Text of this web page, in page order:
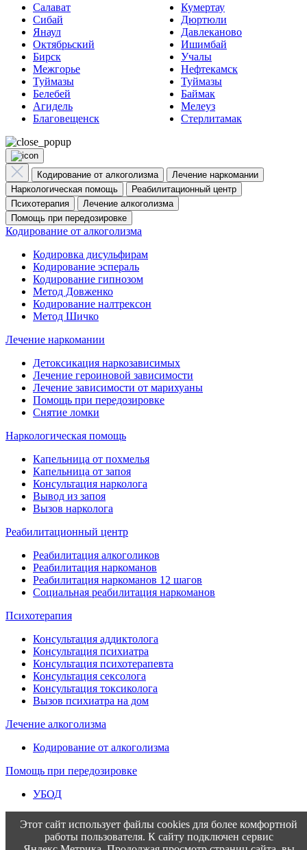
Салават
Кумертау
Сибай
Дюртюли
Янаул
Давлеканово
Октябрьский
Ишимбай
Бирск
Учалы
Межгорье
Нефтекамск
Туймазы
Туймазы
Белебей
Баймак
Агидель
Мелеуз
Благовещенск
Стерлитамак
Кодирование от алкоголизма
Лечение наркомании
Наркологическая помощь
Реабилитационный центр
Психотерапия
Лечение алкоголизма
Помощь при передозировке
Кодирование от алкоголизма
Кодировка дисульфирам
Кодирование эспераль
Кодирование гипнозом
Метод Довженко
Кодирование налтрексон
Метод Шичко
Лечение наркомании
Детоксикация наркозависимых
Лечение героиновой зависимости
Лечение зависимости от марихуаны
Помощь при передозировке
Снятие ломки
Наркологическая помощь
Капельница от похмелья
Капельница от запоя
Консультация нарколога
Вывод из запоя
Вызов нарколога
Реабилитационный центр
Реабилитация алкоголиков
Реабилитация наркоманов
Реабилитация наркоманов 12 шагов
Социальная реабилитация наркоманов
Психотерапия
Консультация аддиктолога
Консультация психиатра
Консультация психотерапевта
Консультация сексолога
Консультация токсиколога
Вызов психиатра на дом
Лечение алкоголизма
Кодирование от алкоголизма
Помощь при передозировке
УБОД
Этот сайт использует файлы cookies для более комфортной
работы пользователя. К сайту подключен сервис